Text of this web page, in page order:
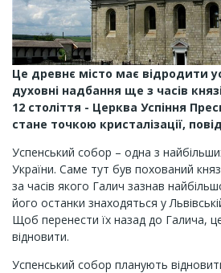
Це древнє місто має відродити
духовні надбання ще з часів
12 століття - Церква Успіння
стане точкою кристалізації,
Успенський собор – одна з
України. Саме тут був похований
за часів якого Галич зазнав
його останки знаходяться у
Щоб перенести їх назад до Галича,
відновити.
Успенський собор планують